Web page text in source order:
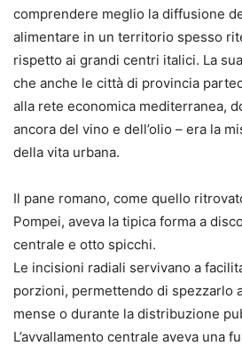
comprendere meglio la diffusione
alimentare in un territorio spesso
rispetto ai grandi centri italici. La
che anche le città di provincia
alla rete economica mediterranea,
ancora del vino e dell’olio – era la
della vita urbana.
Il pane romano, come quello
Pompei, aveva la tipica forma a
centrale e otto spicchi.
Le incisioni radiali servivano a
porzioni, permettendo di spezzarlo
mense o durante la distribuzione
L’avvallamento centrale aveva una